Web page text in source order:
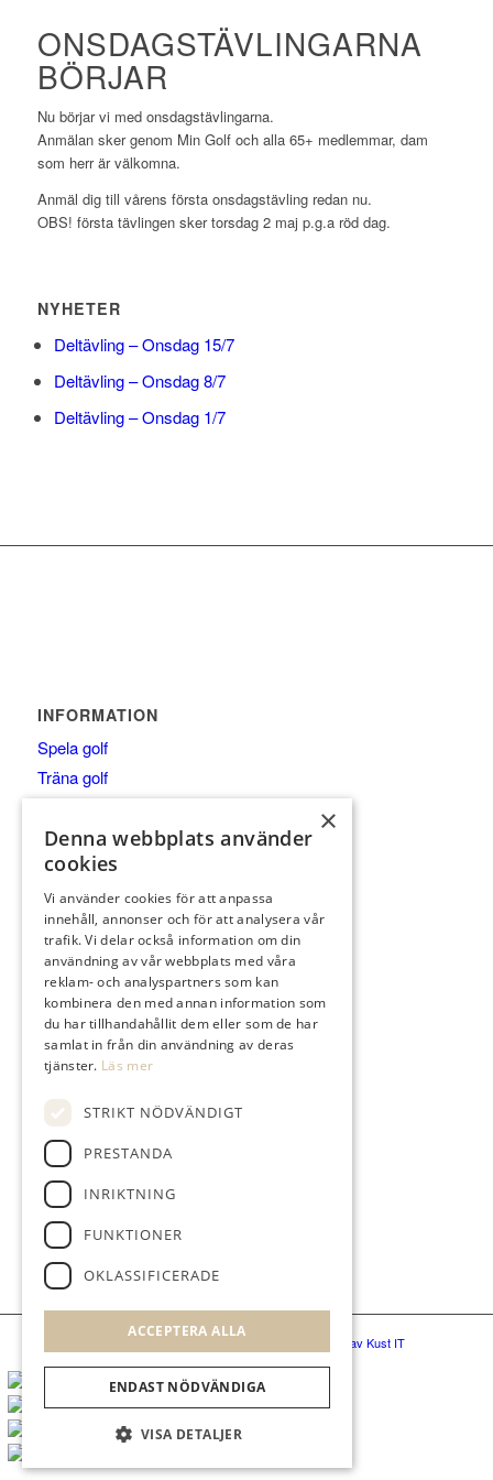
ONSDAGSTÄVLINGARNA
BÖRJAR
Nu börjar vi med onsdagstävlingarna.
Anmälan sker genom Min Golf och alla 65+ medlemmar, dam
som herr är välkomna.
Anmäl dig till vårens första onsdagstävling redan nu.
OBS! första tävlingen sker torsdag 2 maj p.g.a röd dag.
NYHETER
Deltävling – Onsdag 15/7
Deltävling – Onsdag 8/7
Deltävling – Onsdag 1/7
INFORMATION
Spela golf
Träna golf
Klubben
Företag
Anläggningen
Besök
KONTAKTA
021-653 00
kansli@tortunagk.com
Nicktuna, 725 96 Västerås
FÖLJ OSS
© Tortuna Golfklubb|Administration|Hemsidan levereras av Kust IT
×
Denna webbplats använder
cookies
Vi använder cookies för att anpassa
innehåll, annonser och för att analysera vår
trafik. Vi delar också information om din
användning av vår webbplats med våra
reklam- och analyspartners som kan
kombinera den med annan information som
du har tillhandahållit dem eller som de har
samlat in från din användning av deras
tjänster. Läs mer
STRIKT NÖDVÄNDIGT
PRESTANDA
INRIKTNING
FUNKTIONER
OKLASSIFICERADE
ACCEPTERA ALLA
ENDAST NÖDVÄNDIGA
VISA DETALJER